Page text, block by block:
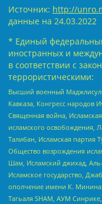
Источник: http://
данные на 24.03.2022
* Единый
иностранных и
в соответствии с
террористическими:
Высший военный
Кавказа, Конгресс народов
Священная война,
исламского освобождения,
Талибан, Исламская партия
Общество возрождения
Шам, Исламский джихад,
Исламское государство,
ополчение имени К. Минина
Тагьаля SHAM, АУМ